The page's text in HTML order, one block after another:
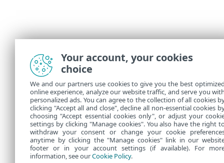
Your account, your cookies
choice
We and our partners use cookies to give you the best
online experience, analyze our website traffic, and serve you
personalized ads. You can agree to the collection of all cookies
clicking "Accept all and close", decline all non-essential cookies
choosing "Accept essential cookies only", or adjust your
settings by clicking "Manage cookies". You also have the right
withdraw your consent or change your cookie
anytime by clicking the "Manage cookies" link in our
footer or in your account settings (if available). For
information, see ourCookie Policy.